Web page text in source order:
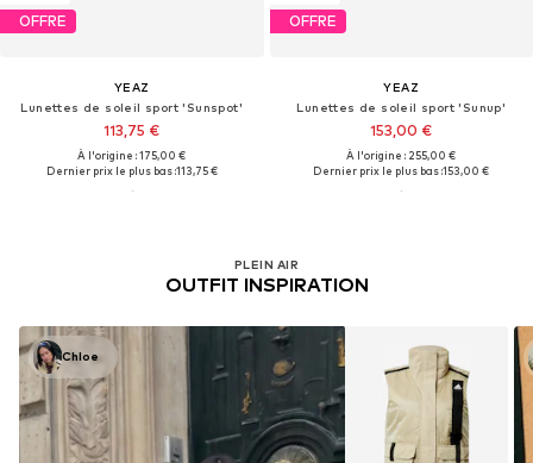
OFFRE
YEAZ
Lunettes de soleil sport 'Sunspot'
113,75 €
À l'origine : 175,00 €
Dernier prix le plus bas :113,75 €
OFFRE
YEAZ
Lunettes de soleil sport 'Sunup'
153,00 €
À l'origine : 255,00 €
Dernier prix le plus bas :153,00 €
PLEIN AIR
OUTFIT INSPIRATION
Chloe